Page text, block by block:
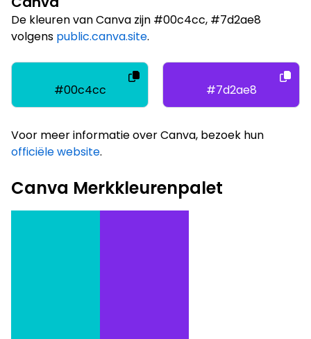
De kleuren van Canva zijn #00c4cc, #7d2ae8
volgens public.canva.site.
#00c4cc #7d2ae8
Voor meer informatie over Canva, bezoek hun
officiële website.
Canva Merkkleurenpalet